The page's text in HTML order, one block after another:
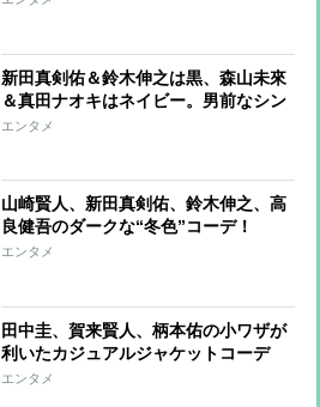
新田真剣佑＆鈴木伸之は黒、森山未來
＆真田ナオキはネイビー。男前なシン
プルカラーコーデ
エンタメ
山崎賢人、新田真剣佑、鈴木伸之、高
良健吾のダークな“冬色”コーデ！
エンタメ
田中圭、賀来賢人、柄本佑の小ワザが
利いたカジュアルジャケットコーデ
【ファッションチェック】
エンタメ